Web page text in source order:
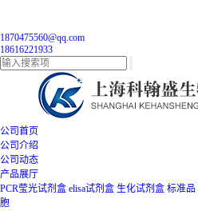
1870475560@qq.com
18616221933
公司首页
公司介绍
公司动态
产品展厅
PCR莹光试剂盒 elisa试剂盒 生化试剂盒 标准品
胞